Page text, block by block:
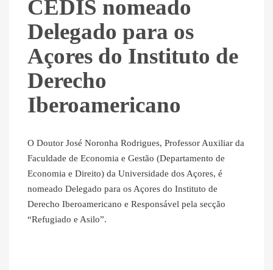
CEDIS nomeado
Delegado para os
Açores do Instituto de
Derecho
Iberoamericano
O Doutor José Noronha Rodrigues, Professor Auxiliar da
Faculdade de Economia e Gestão (Departamento de
Economia e Direito) da Universidade dos Açores, é
nomeado Delegado para os Açores do Instituto de
Derecho Iberoamericano e Responsável pela secção
“Refugiado e Asilo”.